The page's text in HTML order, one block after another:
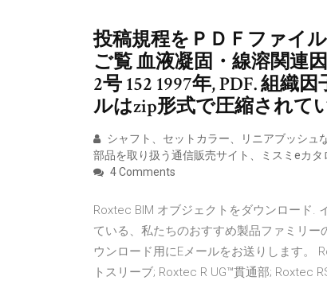
投稿規程をＰＤＦファイ
ご覧 血液凝固・線溶関連
2号 152 1997年, PDF. 組織
ルはzip形式で圧縮されて
シャフト、セットカラー、リニアブッシュ
部品を取り扱う通信販売サイト、ミスミeカタ
4 Comments
Roxtec BIM オブジェクトをダウンロード.
ている、私たちのおすすめ製品ファミリ
ウンロード用にEメールをお送りします。
トスリーブ; Roxtec R UG™貫通部; Roxtec